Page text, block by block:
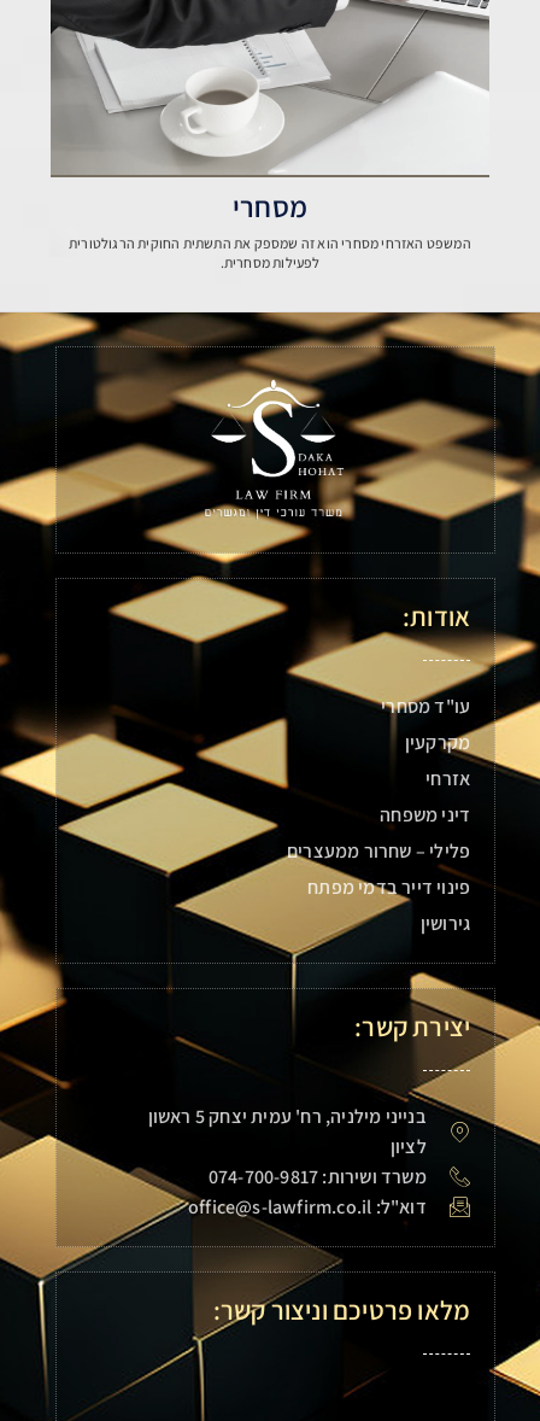
מסחרי
המשפט האזרחי מסחרי הוא זה שמספק את התשתית החוקית הרגולטורית
לפעילות מסחרית.
אודות:
עו"ד מסחרי
מקרקעין
אזרחי
דיני משפחה
פלילי – שחרור ממעצרים
פינוי דייר בדמי מפתח
גירושין
יצירת קשר:
בנייני מילניה, רח' עמית יצחק 5 ראשון
לציון
משרד ושירות: 074-700-9817
דוא"ל: office@s-lawfirm.co.il
מלאו פרטיכם וניצור קשר: